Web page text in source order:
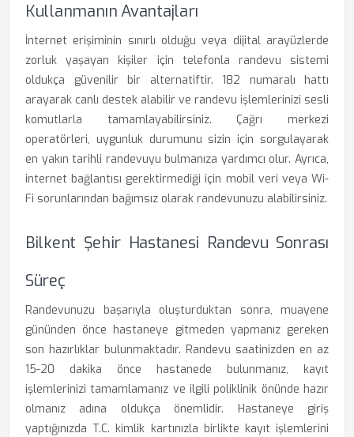
Kullanmanın Avantajları
İnternet erişiminin sınırlı olduğu veya dijital arayüzlerde
zorluk yaşayan kişiler için telefonla randevu sistemi
oldukça güvenilir bir alternatiftir. 182 numaralı hattı
arayarak canlı destek alabilir ve randevu işlemlerinizi sesli
komutlarla tamamlayabilirsiniz. Çağrı merkezi
operatörleri, uygunluk durumunu sizin için sorgulayarak
en yakın tarihli randevuyu bulmanıza yardımcı olur. Ayrıca,
internet bağlantısı gerektirmediği için mobil veri veya Wi-
Fi sorunlarından bağımsız olarak randevunuzu alabilirsiniz.
Bilkent Şehir Hastanesi Randevu Sonrası
Süreç
Randevunuzu başarıyla oluşturduktan sonra, muayene
gününden önce hastaneye gitmeden yapmanız gereken
son hazırlıklar bulunmaktadır. Randevu saatinizden en az
15-20 dakika önce hastanede bulunmanız, kayıt
işlemlerinizi tamamlamanız ve ilgili poliklinik önünde hazır
olmanız adına oldukça önemlidir. Hastaneye giriş
yaptığınızda T.C. kimlik kartınızla birlikte kayıt işlemlerini